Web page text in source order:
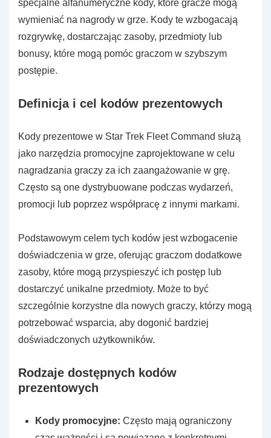
specjalne alfanumeryczne kody, które gracze mogą
wymieniać na nagrody w grze. Kody te wzbogacają
rozgrywkę, dostarczając zasoby, przedmioty lub
bonusy, które mogą pomóc graczom w szybszym
postępie.
Definicja i cel kodów prezentowych
Kody prezentowe w Star Trek Fleet Command służą
jako narzędzia promocyjne zaprojektowane w celu
nagradzania graczy za ich zaangażowanie w grę.
Często są one dystrybuowane podczas wydarzeń,
promocji lub poprzez współpracę z innymi markami.
Podstawowym celem tych kodów jest wzbogacenie
doświadczenia w grze, oferując graczom dodatkowe
zasoby, które mogą przyspieszyć ich postęp lub
dostarczyć unikalne przedmioty. Może to być
szczególnie korzystne dla nowych graczy, którzy mogą
potrzebować wsparcia, aby dogonić bardziej
doświadczonych użytkowników.
Rodzaje dostępnych kodów
prezentowych
Kody promocyjne: Często mają ograniczony